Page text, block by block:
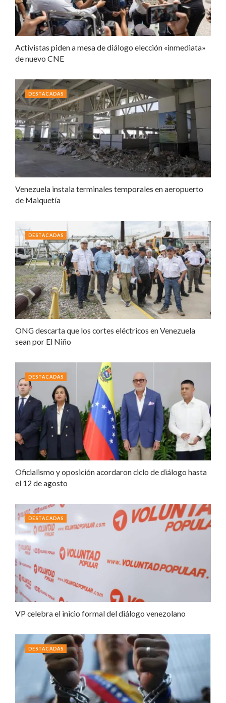
Activistas piden a mesa de diálogo elección «inmediata»
de nuevo CNE
Venezuela instala terminales temporales en aeropuerto
de Maiquetía
DESTACADAS
ONG descarta que los cortes eléctricos en Venezuela
sean por El Niño
DESTACADAS
Oficialismo y oposición acordaron ciclo de diálogo hasta
el 12 de agosto
DESTACADAS
VP celebra el inicio formal del diálogo venezolano
DESTACADAS
DESTACADAS